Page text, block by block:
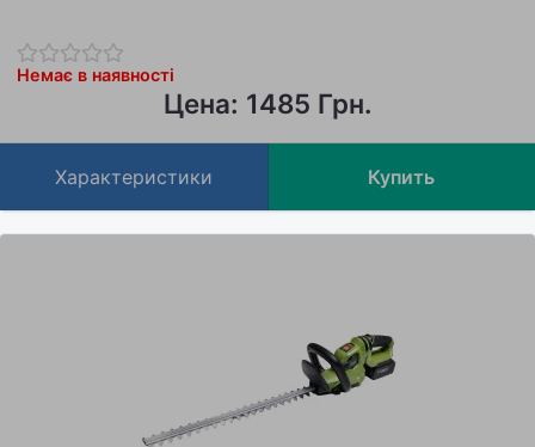
Цена: 1485 Грн.
Немає в наявності
Характеристики Купить